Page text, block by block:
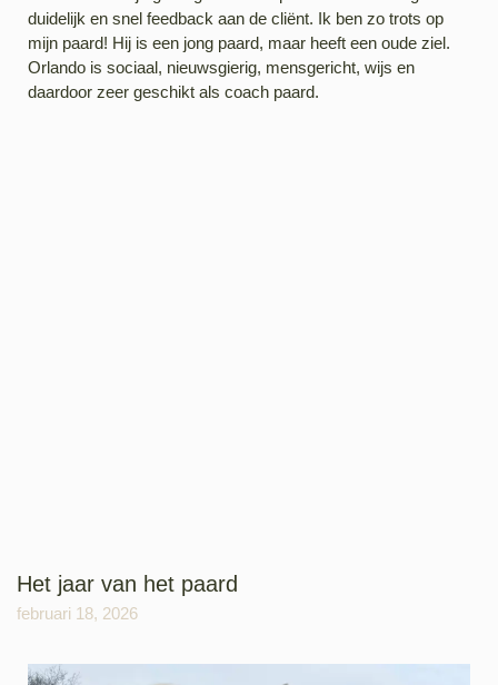
duidelijk en snel feedback aan de cliënt. Ik ben zo trots op
mijn paard! Hij is een jong paard, maar heeft een oude ziel.
Orlando is sociaal, nieuwsgierig, mensgericht, wijs en
daardoor zeer geschikt als coach paard.
Het jaar van het paard
februari 18, 2026